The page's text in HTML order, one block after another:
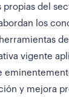
propias del
los
vigente
y mejora